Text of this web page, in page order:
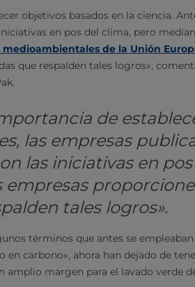
objetivos basados en la ciencia.
en pos del clima, pero
de la Unión
que respalden tales logros»,
de
las empresas
las iniciativas en
empresas
tales logros».
términos que antes se
carbono», ahora han dejado de
amplio margen para el lavado verde